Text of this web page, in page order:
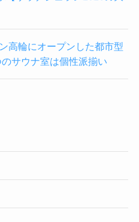
高輪にオープンした都市型
サウナ室は個性派揃い